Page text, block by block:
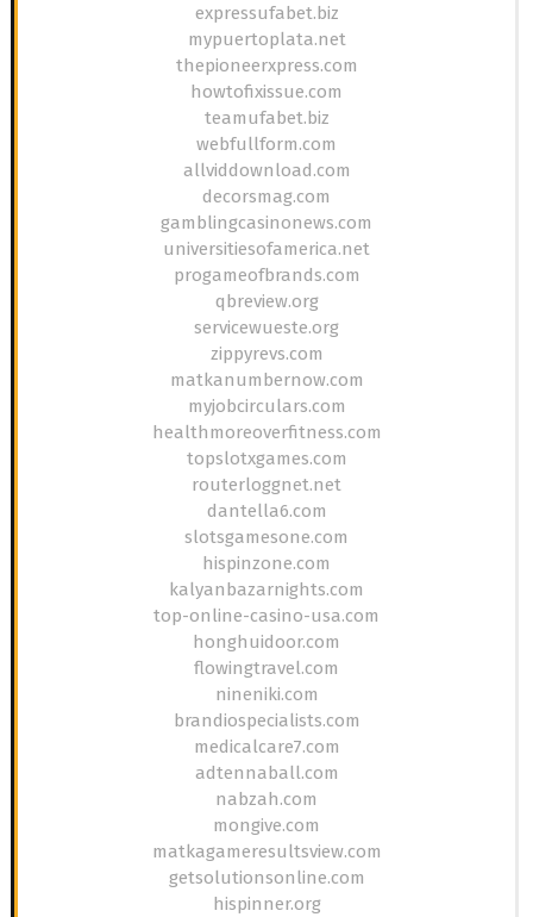
expressufabet.biz
mypuertoplata.net
thepioneerxpress.com
howtofixissue.com
teamufabet.biz
webfullform.com
allviddownload.com
decorsmag.com
gamblingcasinonews.com
universitiesofamerica.net
progameofbrands.com
qbreview.org
servicewueste.org
zippyrevs.com
matkanumbernow.com
myjobcirculars.com
healthmoreoverfitness.com
topslotxgames.com
routerloggnet.net
dantella6.com
slotsgamesone.com
hispinzone.com
kalyanbazarnights.com
top-online-casino-usa.com
honghuidoor.com
flowingtravel.com
nineniki.com
brandiospecialists.com
medicalcare7.com
adtennaball.com
nabzah.com
mongive.com
matkagameresultsview.com
getsolutionsonline.com
hispinner.org